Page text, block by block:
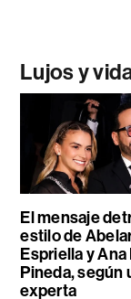
Lujos y
El mensaje
estilo de
Espriella y Ana
Pineda, según
experta